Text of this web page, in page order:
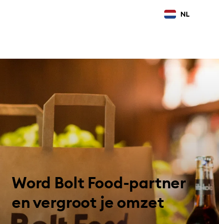
NL
Word Bolt Food-partner
en vergroot je omzet